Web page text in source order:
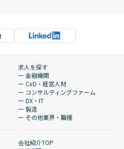
求人を探す
ー 金融機関
ー CxO・経営人材
ー コンサルティングファーム
ー DX・IT
ー 製造
ー その他業界・職種
会社紹介TOP